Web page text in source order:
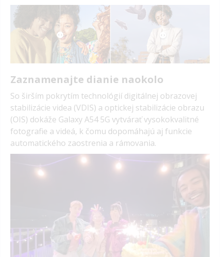
Zaznamenajte dianie naokolo
So širším pokrytím technológií digitálnej obrazovej
stabilizácie videa (VDIS) a optickej stabilizácie obrazu
(OIS) dokáže Galaxy A54 5G vytvárať vysokokvalitné
fotografie a videá, k čomu dopomáhajú aj funkcie
automatického zaostrenia a rámovania.